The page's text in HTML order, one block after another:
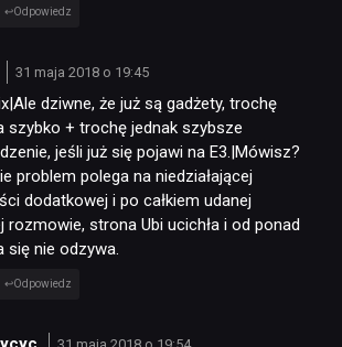
Odpowiedz
31 maja 2018 o 19:45
dziwne, że już są gadżety, trochę
szybko + trochę jednak szybsze
jeśli już się pojawi na E3.|Mówisz?
problem polega na niedziałającej
dodatkowej i po całkiem udanej
rozmowie, strona Ubi ucichła i od ponad
się nie odzywa.
Odpowiedz